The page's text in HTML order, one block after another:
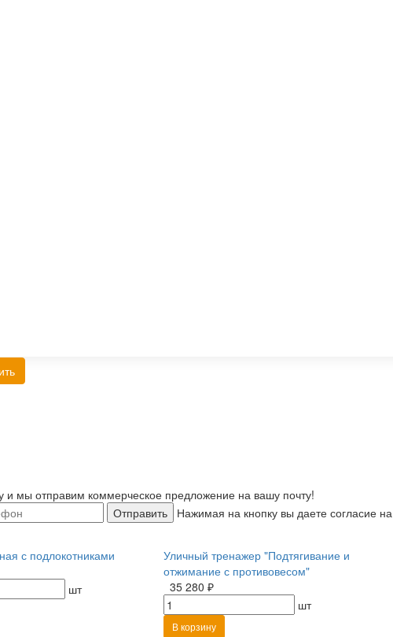
и мы отправим коммерческое предложение на вашу почту!
Отправить
Нажимая на кнопку вы даете согласие на
с подлокотниками
шт
Уличный тренажер "Подтягивание и
отжимание с противовесом"
35 280 ₽
шт
В корзину